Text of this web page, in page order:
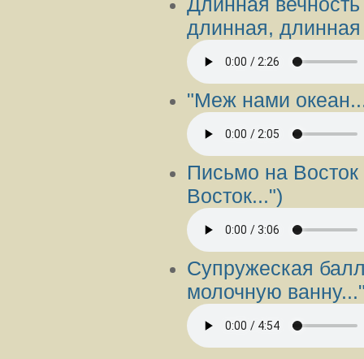
Длинная
длинная,
"Меж нами
Письмо на
Восток...")
Супружеская
молочную